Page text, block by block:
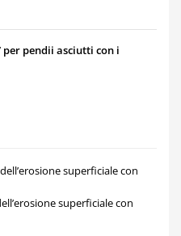
pendii asciutti con i
superficiale con
superficiale con